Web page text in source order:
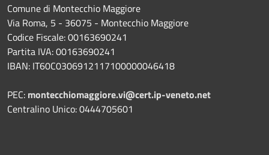
Comune di Montecchio Maggiore
Via Roma, 5 - 36075 - Montecchio Maggiore
Codice Fiscale: 00163690241
Partita IVA: 00163690241
IBAN: IT60C0306912117100000046418
PEC: montecchiomaggiore.vi@cert.ip-veneto.net
Centralino Unico: 0444705601